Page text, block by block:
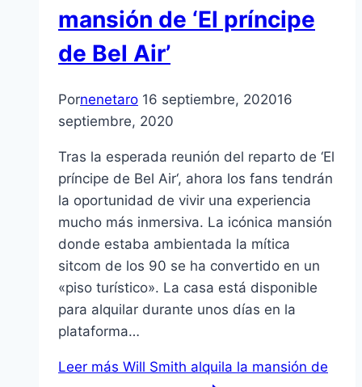
mansión de ‘El príncipe
de Bel Air’
Pornenetaro 16 septiembre, 202016
septiembre, 2020
Tras la esperada reunión del reparto de ‘El
príncipe de Bel Air‘, ahora los fans tendrán
la oportunidad de vivir una experiencia
mucho más inmersiva. La icónica mansión
donde estaba ambientada la mítica
sitcom de los 90 se ha convertido en un
«piso turístico». La casa está disponible
para alquilar durante unos días en la
plataforma…
Leer más Will Smith alquila la mansión de